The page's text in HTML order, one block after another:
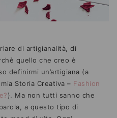
di artigianalità, di
quello che creo è
definirmi un’artigiana (a
Storia Creativa – Fashion
). Ma non tutti sanno che
a questo tipo di